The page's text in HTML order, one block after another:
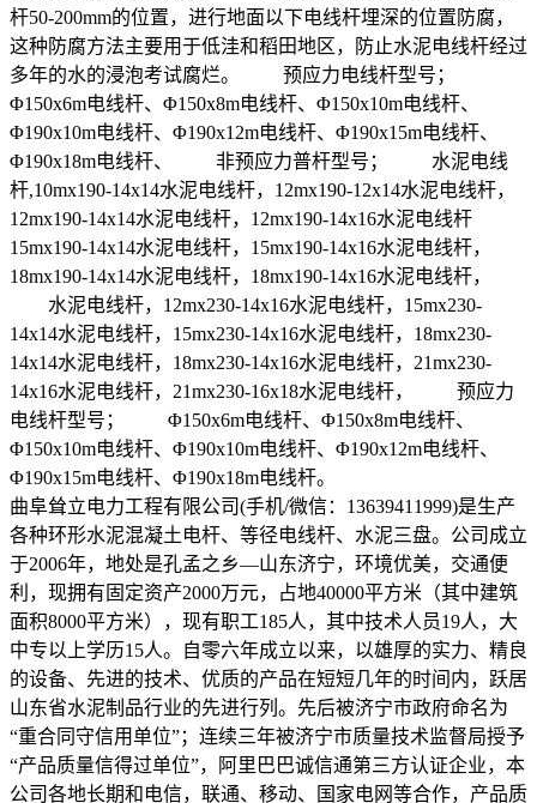
杆50-200mm的位置，进行地面以下电线杆埋深的位置防腐，
这种防腐方法主要用于低洼和稻田地区，防止水泥电线杆经过
多年的水的浸泡考试腐烂。 预应力电线杆型号；
Φ150x6m电线杆、Φ150x8m电线杆、Φ150x10m电线杆、
Φ190x10m电线杆、Φ190x12m电线杆、Φ190x15m电线杆、
Φ190x18m电线杆、 非预应力普杆型号； 水泥电线
杆,10mx190-14x14水泥电线杆，12mx190-12x14水泥电线杆，
12mx190-14x14水泥电线杆，12mx190-14x16水泥电线杆
15mx190-14x14水泥电线杆，15mx190-14x16水泥电线杆，
18mx190-14x14水泥电线杆，18mx190-14x16水泥电线杆，
水泥电线杆，12mx230-14x16水泥电线杆，15mx230-
14x14水泥电线杆，15mx230-14x16水泥电线杆，18mx230-
14x14水泥电线杆，18mx230-14x16水泥电线杆，21mx230-
14x16水泥电线杆，21mx230-16x18水泥电线杆， 预应力
电线杆型号； Φ150x6m电线杆、Φ150x8m电线杆、
Φ150x10m电线杆、Φ190x10m电线杆、Φ190x12m电线杆、
Φ190x15m电线杆、Φ190x18m电线杆。
曲阜耸立电力工程有限公司(手机/微信：13639411999)是生产
各种环形水泥混凝土电杆、等径电线杆、水泥三盘。公司成立
于2006年，地处是孔孟之乡—山东济宁，环境优美，交通便
利，现拥有固定资产2000万元，占地40000平方米（其中建筑
面积8000平方米），现有职工185人，其中技术人员19人，大
中专以上学历15人。自零六年成立以来，以雄厚的实力、精良
的设备、先进的技术、优质的产品在短短几年的时间内，跃居
山东省水泥制品行业的先进行列。先后被济宁市政府命名为
“重合同守信用单位”；连续三年被济宁市质量技术监督局授予
“产品质量信得过单位”，阿里巴巴诚信通第三方认证企业，本
公司各地长期和电信，联通、移动、国家电网等合作，产品质